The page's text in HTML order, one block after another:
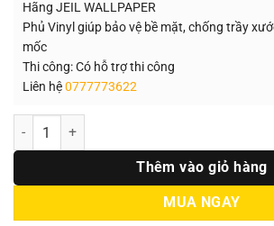
Hãng JEIL WALLPAPER
Phủ Vinyl giúp bảo vệ bề mặt, chống trầy
mốc
Thi công: Có hỗ trợ thi công
Liên hệ0777773622
Số lượng
Thêm vào giỏ hàng
MUA NGAY